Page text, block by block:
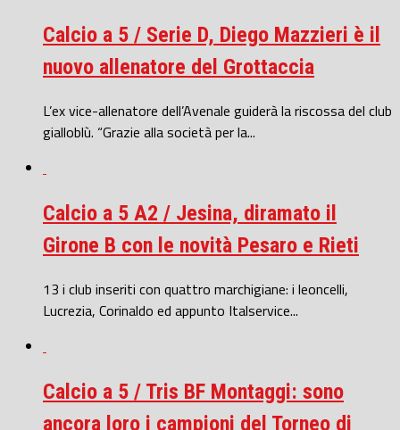
Calcio a 5 / Serie D, Diego Mazzieri è il
nuovo allenatore del Grottaccia
L’ex vice-allenatore dell’Avenale guiderà la riscossa del club
gialloblù. “Grazie alla società per la...
Calcio a 5 A2 / Jesina, diramato il
Girone B con le novità Pesaro e Rieti
13 i club inseriti con quattro marchigiane: i leoncelli,
Lucrezia, Corinaldo ed appunto Italservice...
Calcio a 5 / Tris BF Montaggi: sono
ancora loro i campioni del Torneo di